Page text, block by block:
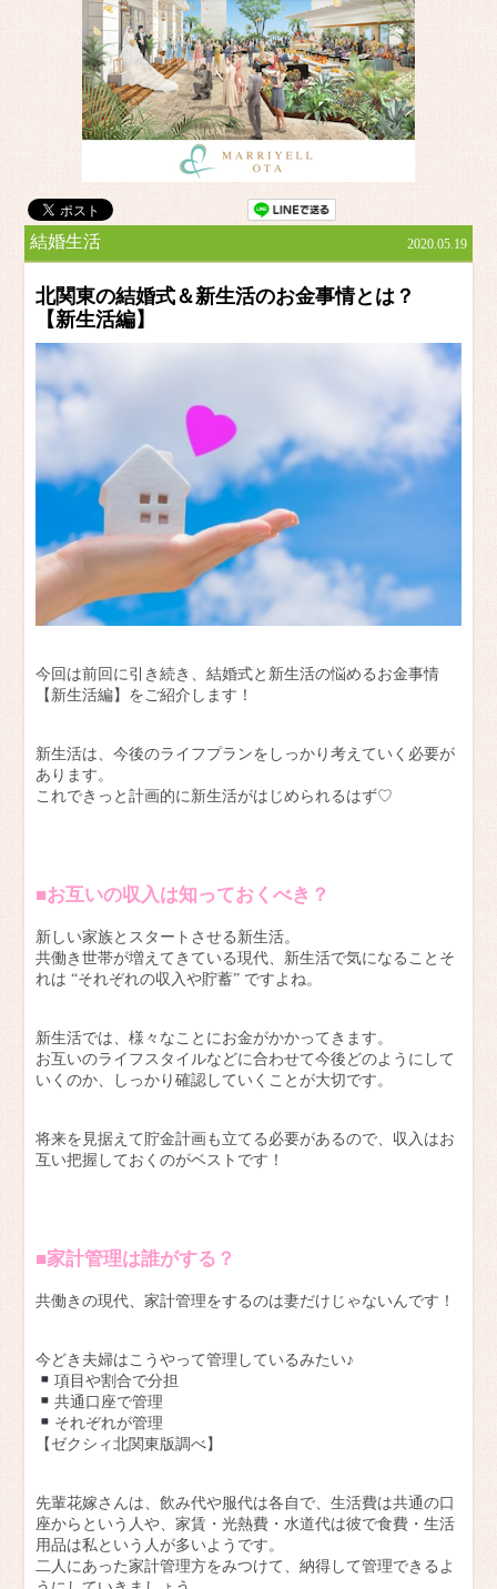
結婚生活 2020.05.19
北関東の結婚式＆新生活のお金事情とは？
【新生活編】
今回は前回に引き続き、結婚式と新生活の悩めるお金事情
【新生活編】をご紹介します！
新生活は、今後のライフプランをしっかり考えていく必要が
あります。
これできっと計画的に新生活がはじめられるはず♡
■お互いの収入は知っておくべき？
新しい家族とスタートさせる新生活。
共働き世帯が増えてきている現代、新生活で気になることそ
れは “それぞれの収入や貯蓄” ですよね。
新生活では、様々なことにお金がかかってきます。
お互いのライフスタイルなどに合わせて今後どのようにして
いくのか、しっかり確認していくことが大切です。
将来を見据えて貯金計画も立てる必要があるので、収入はお
互い把握しておくのがベストです！
■家計管理は誰がする？
共働きの現代、家計管理をするのは妻だけじゃないんです！
今どき夫婦はこうやって管理しているみたい♪
項目や割合で分担
共通口座で管理
それぞれが管理
【ゼクシィ北関東版調べ】
先輩花嫁さんは、飲み代や服代は各自で、生活費は共通の口
座からという人や、家賃・光熱費・水道代は彼で食費・生活
用品は私という人が多いようです。
二人にあった家計管理方をみつけて、納得して管理できるよ